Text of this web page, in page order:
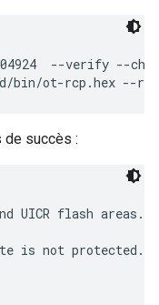
--verify --
de succès :
UICR flash areas.
is not protected.